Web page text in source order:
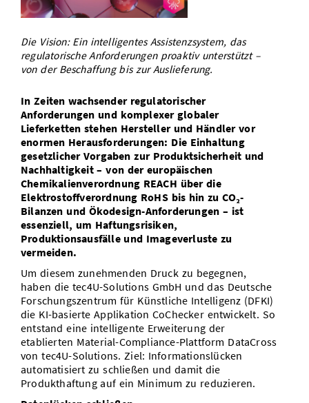
Doctoral Studies
Study Scheduler
Library
Open Science/Open Access
Selected Start-ups
IT Theme Nights
Ranking
Numbers and Facts
Prizes, Awards and Grants
SIC Merchandise
SIC Podcast
Contacts, Directories, Research Groups
Alumni
Die Vision: Ein intelligentes Assistenzsystem, das
regulatorische Anforderungen proaktiv unterstützt –
von der Beschaffung bis zur Auslieferung.
In Zeiten wachsender regulatorischer
Anforderungen und komplexer globaler
Lieferketten stehen Hersteller und Händler vor
enormen Herausforderungen: Die Einhaltung
gesetzlicher Vorgaben zur Produktsicherheit und
Nachhaltigkeit – von der europäischen
Chemikalienverordnung REACH über die
Elektrostoffverordnung RoHS bis hin zu CO₂-
Bilanzen und Ökodesign-Anforderungen – ist
essenziell, um Haftungsrisiken,
Produktionsausfälle und Imageverluste zu
vermeiden.
Um diesem zunehmenden Druck zu begegnen,
haben die tec4U-Solutions GmbH und das Deutsche
Forschungszentrum für Künstliche Intelligenz (DFKI)
die KI-basierte Applikation CoChecker entwickelt. So
entstand eine intelligente Erweiterung der
etablierten Material-Compliance-Plattform DataCross
von tec4U-Solutions. Ziel: Informationslücken
automatisiert zu schließen und damit die
Produkthaftung auf ein Minimum zu reduzieren.